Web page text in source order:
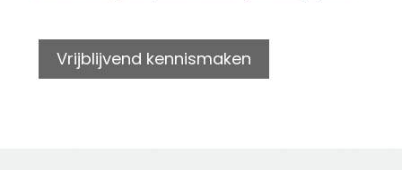
Vrijblijvend kennismaken